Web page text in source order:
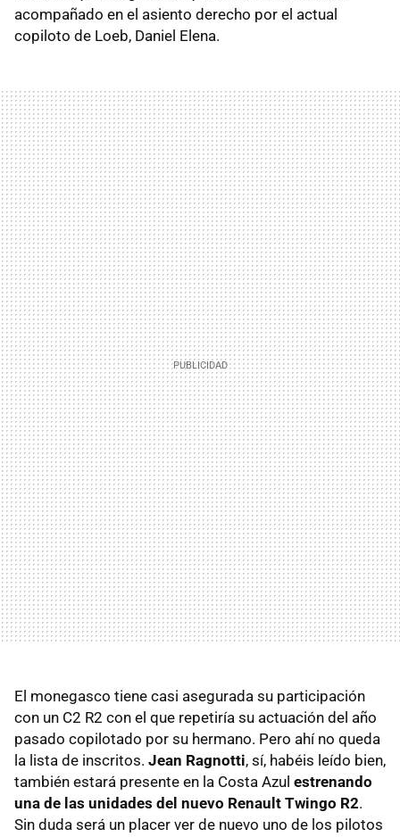
acompañado en el asiento derecho por el actual
copiloto de Loeb, Daniel Elena.
El monegasco tiene casi asegurada su participación
con un C2 R2 con el que repetiría su actuación del año
pasado copilotado por su hermano. Pero ahí no queda
la lista de inscritos. Jean Ragnotti, sí, habéis leído bien,
también estará presente en la Costa Azul estrenando
una de las unidades del nuevo Renault Twingo R2.
Sin duda será un placer ver de nuevo uno de los pilotos